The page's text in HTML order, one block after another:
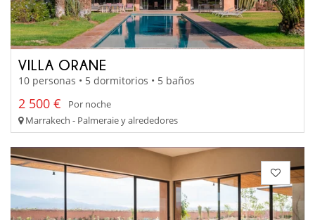
VILLA ORANE
10 personas • 5 dormitorios • 5 baños
2 500 €
Por noche
Marrakech - Palmeraie y alrededores